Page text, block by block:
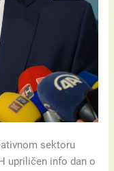
sektoru
upriličen info dan o